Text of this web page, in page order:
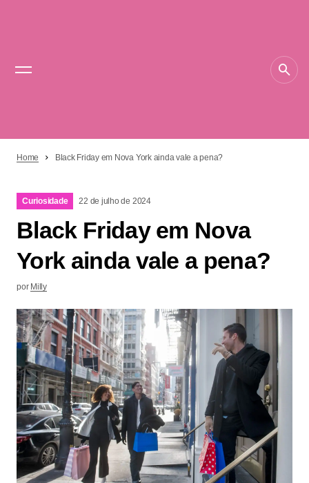
Home Black Friday em Nova York ainda vale a pena?
Curiosidade 22 de julho de 2024
Black Friday em Nova
York ainda vale a pena?
por Milly